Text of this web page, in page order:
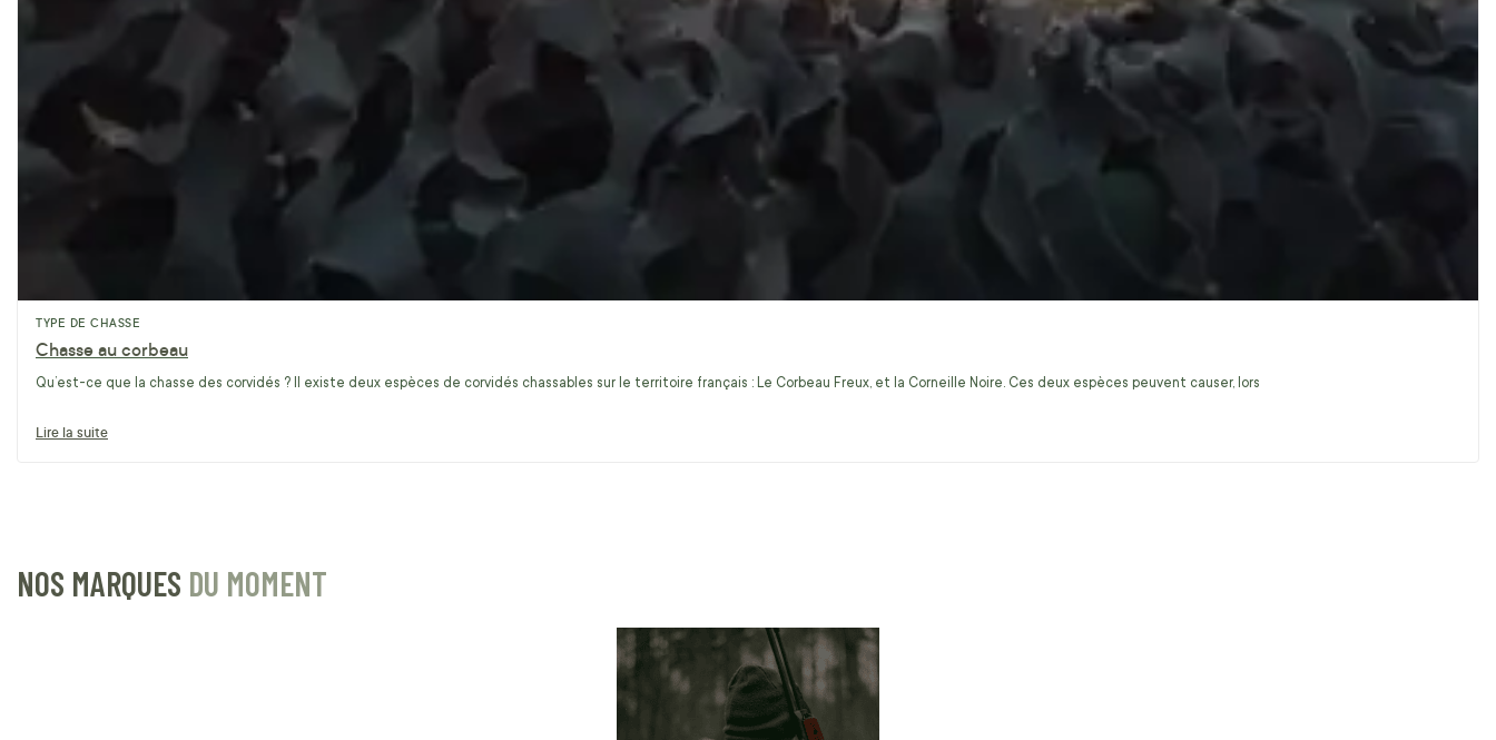
TYPE DE CHASSE
Chasse au corbeau
Qu’est-ce que la chasse des corvidés ? Il existe deux espèces de corvidés chassables sur le territoire français : Le Corbeau Freux, et la Corneille Noire. Ces deux espèces peuvent causer, lors
Lire la suite
NOS MARQUES DU MOMENT